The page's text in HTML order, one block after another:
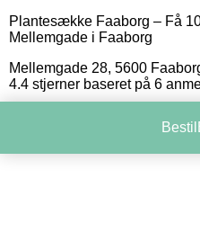
Plantesække Faaborg – Få
Mellemgade i Faaborg
Mellemgade 28, 5600
4.4 stjerner baseret på 6